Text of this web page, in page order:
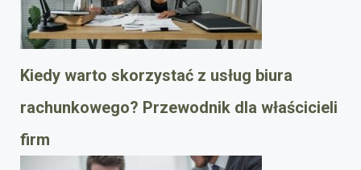
Kiedy warto skorzystać z usług biura
rachunkowego? Przewodnik dla właścicieli
firm